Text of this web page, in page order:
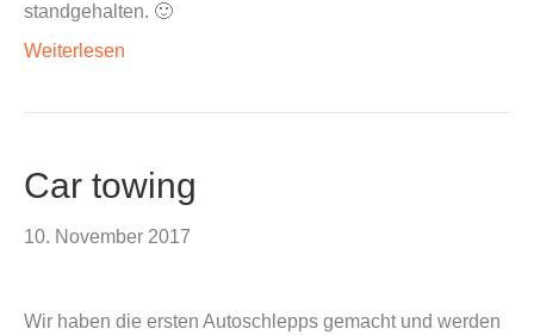
standgehalten. 🙂
Weiterlesen
Car towing
10. November 2017
Wir haben die ersten Autoschlepps gemacht und werden